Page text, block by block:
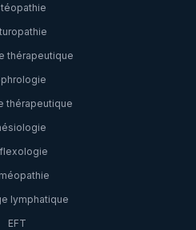
thérapeutique
thérapeutique
lymphatique
EFT